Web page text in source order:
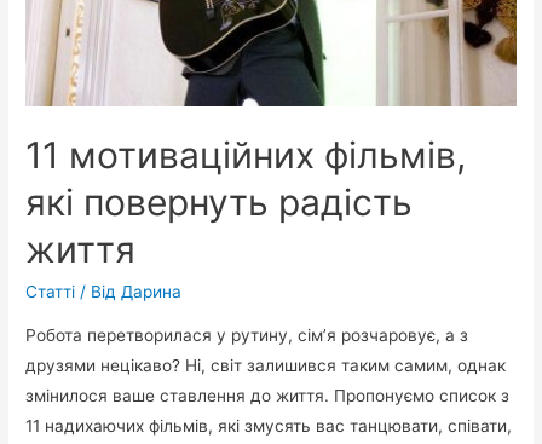
11 мотиваційних фільмів,
які повернуть радість
життя
Статті / Від Дарина
Робота перетворилася у рутину, сім’я розчаровує, а з
друзями нецікаво? Ні, світ залишився таким самим, однак
змінилося ваше ставлення до життя. Пропонуємо список з
11 надихаючих фільмів, які змусять вас танцювати, співати,